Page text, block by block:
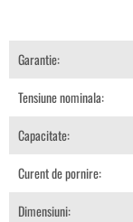
Garantie:
Tensiune nominala:
Capacitate:
Curent de pornire:
Dimensiuni: